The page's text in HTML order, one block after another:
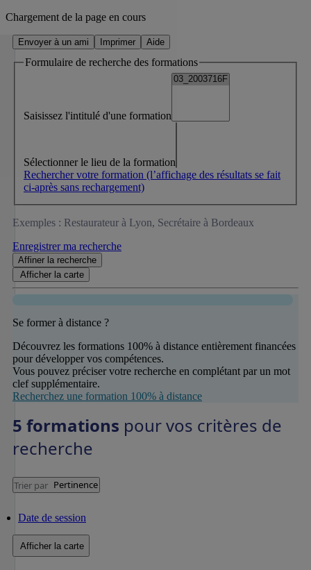
Chargement de la page en cours
Envoyer à un ami Imprimer Aide
Formulaire de recherche des formations
Saisissez l'intitulé d'une formation
Sélectionner le lieu de la formation
Rechercher votre formation (l’affichage des résultats se fait
ci-après sans rechargement)
Exemples : Restaurateur à Lyon, Secrétaire à Bordeaux
Enregistrer ma recherche
Affiner la recherche
Afficher la carte
Se former à distance ?
Découvrez les formations 100% à distance entièrement financées
pour développer vos compétences.
Vous pouvez préciser votre recherche en complétant par un mot
clef supplémentaire.
Recherchez une formation 100% à distance
5 formations pour vos critères de
recherche
Trier par Pertinence
Date de session
Afficher la carte